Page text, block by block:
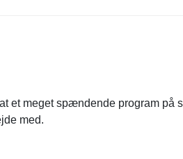
et meget spændende program
med.